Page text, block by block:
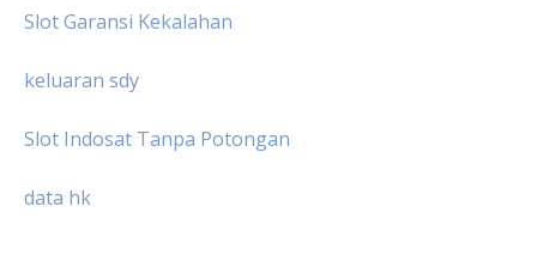
Slot Garansi Kekalahan
keluaran sdy
Slot Indosat Tanpa Potongan
data hk